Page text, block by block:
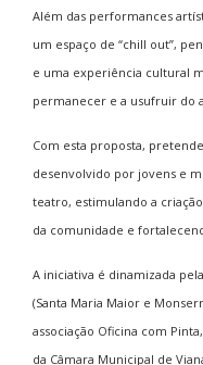
Além das performances
um espaço de “chill out”,
e uma experiência cultural
permanecer e a usufruir do
Com esta proposta,
desenvolvido por jovens e
teatro, estimulando a
da comunidade e
A iniciativa é dinamizada
(Santa Maria Maior e
associação Oficina com
da Câmara Municipal de